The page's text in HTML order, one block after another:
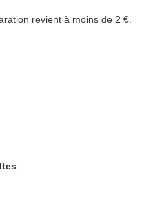
revient à moins de 2 €.